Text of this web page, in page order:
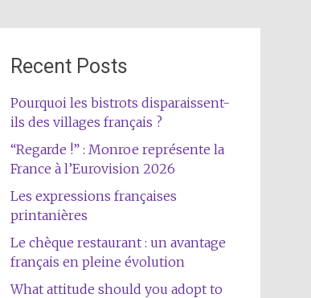
Recent Posts
Pourquoi les bistrots disparaissent-
ils des villages français ?
“Regarde !” : Monroe représente la
France à l’Eurovision 2026
Les expressions françaises
printanières
Le chèque restaurant : un avantage
français en pleine évolution
What attitude should you adopt to